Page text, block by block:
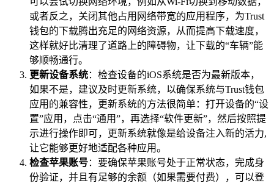
或者反之，关闭其他占用网络带宽的应用程序，为Trust
钱包的下载腾出充足的网络资源，从而提高下载速度，
这样就好比清理了道路上的障碍物，让下载的“车辆”能
够顺畅通行。
更新设备系统：检查设备的iOS系统是否为最新版本，
如果不是，建议及时更新系统，以确保系统与Trust钱包
应用的兼容性，更新系统的方法很简单：打开设备的“设
置”应用，点击“通用”，再选择“软件更新”，然后按照提
示进行操作即可，更新系统就像是给设备注入新的活力,
让它能够更好地适配各种应用。
检查苹果账号：要确保苹果账号处于正常状态，完成身
份验证，并且有足够的余额（如果需要付费），可以登